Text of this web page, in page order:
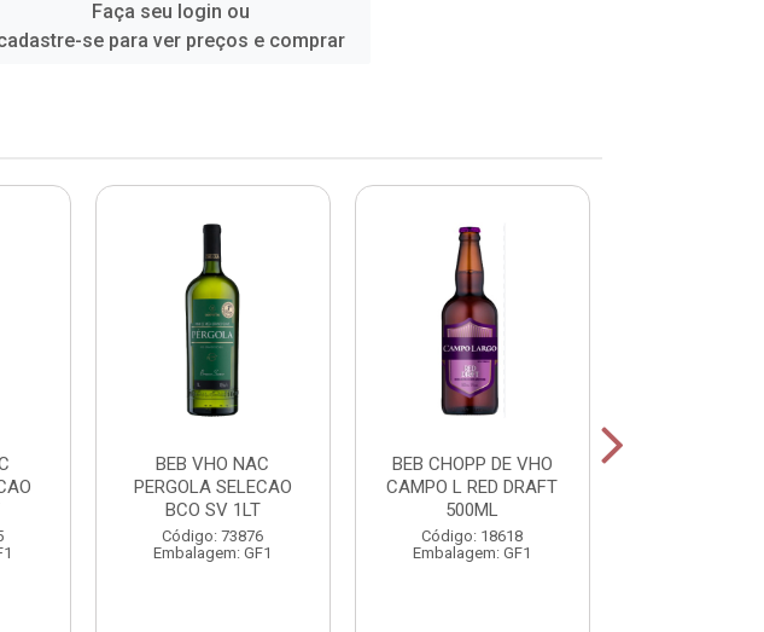
Faça seu login ou
se para ver preços e comprar
BEB VHO NAC
PERGOLA SELECAO
BCO SV 1LT
Código: 73876
Embalagem: GF1
BEB CHOPP DE VHO
CAMPO L RED DRAFT
500ML
Código: 18618
Embalagem: GF1